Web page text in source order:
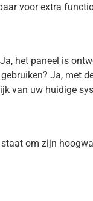
voor extra
het paneel is
Ja, met
van uw huidige
om zijn